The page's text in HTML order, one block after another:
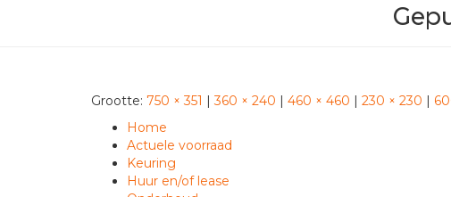
Grootte: 750 × 351 | 360 × 240 | 460 × 460 | 230 × 230 |
Home
Actuele voorraad
Keuring
Huur en/of lease